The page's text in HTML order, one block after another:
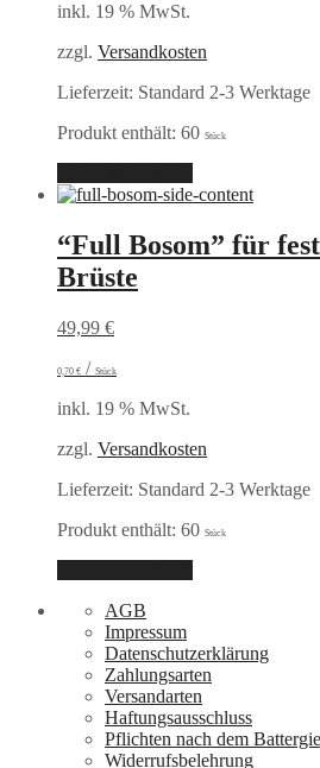
inkl. 19 % MwSt.
zzgl. Versandkosten
Lieferzeit: Standard 2-3 Werktage
Produkt enthält: 60 Stück
“Full Bosom” für
Brüste
49,99 €
0,70 € / Stück
inkl. 19 % MwSt.
zzgl. Versandkosten
Lieferzeit: Standard 2-3 Werktage
Produkt enthält: 60 Stück
AGB
Impressum
Datenschutzerklärung
Zahlungsarten
Versandarten
Haftungsausschluss
Pflichten nach dem
Widerrufsbelehrung